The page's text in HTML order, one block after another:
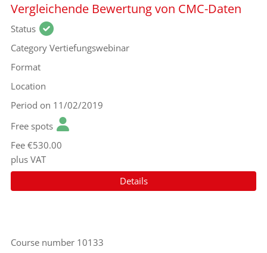
Vergleichende Bewertung von CMC-Daten
Status
Category Vertiefungswebinar
Format
Location
Period on 11/02/2019
Free spots
Fee €530.00
plus VAT
Details
Course number 10133